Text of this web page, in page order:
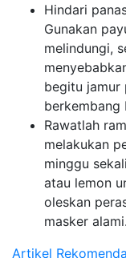
Hindari
Gunakan
melindungi,
begitu jamur
berkembang
Rawatlah
melakukan
minggu
atau lemon
oleskan
masker
Artikel